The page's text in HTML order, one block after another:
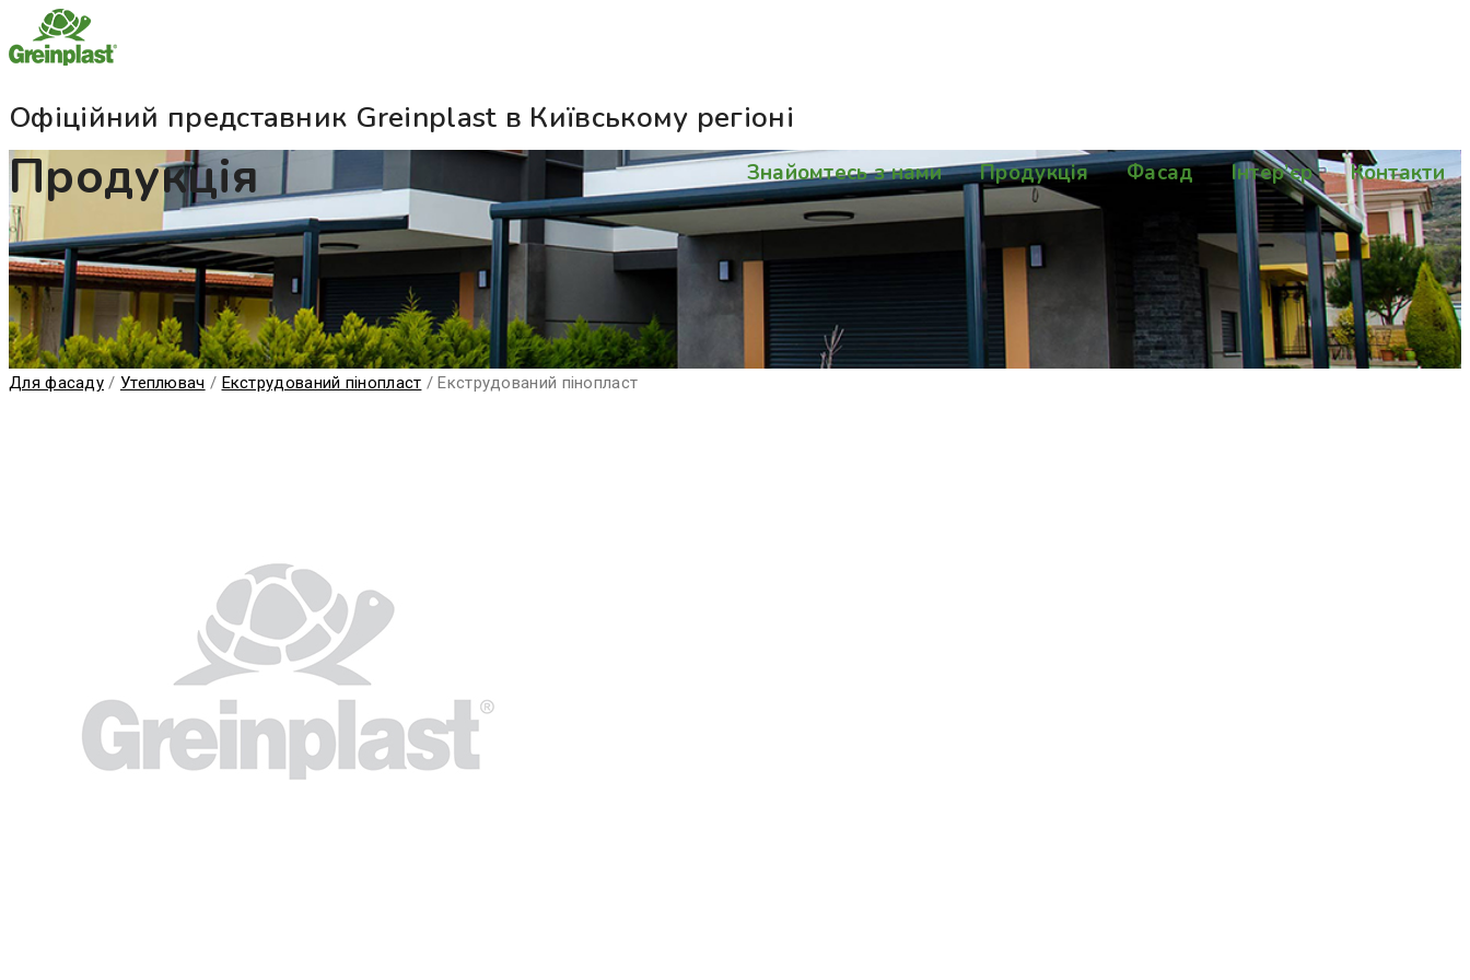
Офіційний представник Greinplast в Київському регіоні
Знайомтесь з нами Продукція Фасад Інтер’єр Контакти
Продукція
Для фасаду / Утеплювач / Екструдований пінопласт / Екструдований пінопласт